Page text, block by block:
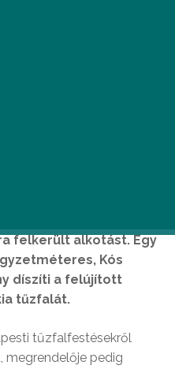
felkerült alkotást. Egy
Kós
díszíti a felújított
tűzfalát.
tűzfalfestésekről
megrendelője pedig